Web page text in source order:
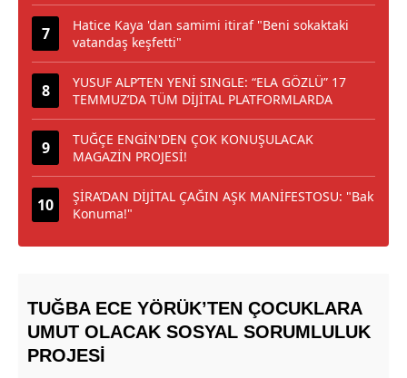
Hatice Kaya 'dan samimi itiraf "Beni sokaktaki
vatandaş keşfetti"
YUSUF ALP’TEN YENİ SINGLE: “ELA GÖZLÜ” 17
TEMMUZ’DA TÜM DİJİTAL PLATFORMLARDA
TUĞÇE ENGİN'DEN ÇOK KONUŞULACAK
MAGAZİN PROJESİ!
ŞİRA’DAN DİJİTAL ÇAĞIN AŞK MANİFESTOSU: "Bak
Konuma!"
TUĞBA ECE YÖRÜK’TEN ÇOCUKLARA
UMUT OLACAK SOSYAL SORUMLULUK
PROJESİ